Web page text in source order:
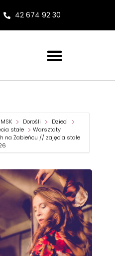
42 674 92 30
Dorośli
Dzieci
stałe
Warsztaty
na Żabieńcu // zajęcia stałe